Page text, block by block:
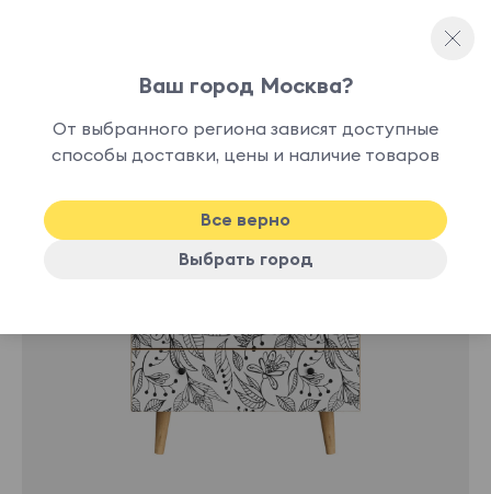
Ваш город Москва?
От выбранного региона зависят доступные
способы доставки, цены и наличие товаров
Все верно
Выбрать город